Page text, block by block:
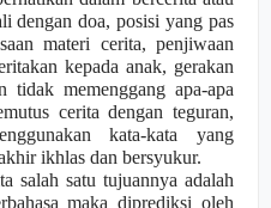
dengan doa, posisi yang pas
materi cerita, penjiwaan
kepada anak, gerakan
tidak memenggang apa-apa
cerita dengan teguran,
gunakan kata-kata yang
ikhlas dan bersyukur.
salah satu tujuannya adalah
maka diprediksi oleh